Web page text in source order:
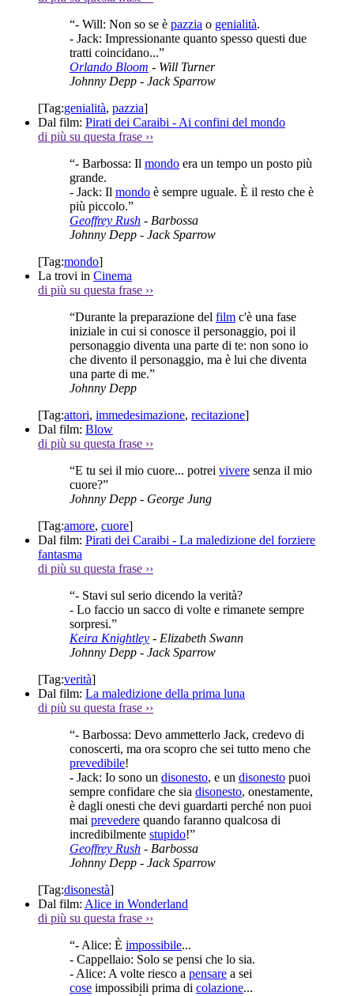
“- Will: Non so se è pazzia o genialità.
- Jack: Impressionante quanto spesso questi due
tratti coincidano...”
Orlando Bloom - Will Turner
Johnny Depp - Jack Sparrow
[Tag:genialità, pazzia]
Dal film: Pirati dei Caraibi - Ai confini del mondo
di più su questa frase ››
“- Barbossa: Il mondo era un tempo un posto più
grande.
- Jack: Il mondo è sempre uguale. È il resto che è
più piccolo.”
Geoffrey Rush - Barbossa
Johnny Depp - Jack Sparrow
[Tag:mondo]
La trovi in Cinema
di più su questa frase ››
“Durante la preparazione del film c'è una fase
iniziale in cui si conosce il personaggio, poi il
personaggio diventa una parte di te: non sono io
che divento il personaggio, ma è lui che diventa
una parte di me.”
Johnny Depp
[Tag:attori, immedesimazione, recitazione]
Dal film: Blow
di più su questa frase ››
“E tu sei il mio cuore... potrei vivere senza il mio
cuore?”
Johnny Depp - George Jung
[Tag:amore, cuore]
Dal film: Pirati dei Caraibi - La maledizione del forziere
fantasma
di più su questa frase ››
“- Stavi sul serio dicendo la verità?
- Lo faccio un sacco di volte e rimanete sempre
sorpresi.”
Keira Knightley - Elizabeth Swann
Johnny Depp - Jack Sparrow
[Tag:verità]
Dal film: La maledizione della prima luna
di più su questa frase ››
“- Barbossa: Devo ammetterlo Jack, credevo di
conoscerti, ma ora scopro che sei tutto meno che
prevedibile!
- Jack: Io sono un disonesto, e un disonesto puoi
sempre confidare che sia disonesto, onestamente,
è dagli onesti che devi guardarti perché non puoi
mai prevedere quando faranno qualcosa di
incredibilmente stupido!”
Geoffrey Rush - Barbossa
Johnny Depp - Jack Sparrow
[Tag:disonestà]
Dal film: Alice in Wonderland
di più su questa frase ››
“- Alice: È impossibile...
- Cappellaio: Solo se pensi che lo sia.
- Alice: A volte riesco a pensare a sei
cose impossibili prima di colazione...